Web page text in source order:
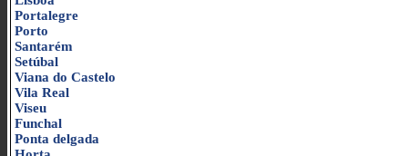
Portalegre
Porto
Santarém
Setúbal
Viana do Castelo
Vila Real
Viseu
Funchal
Ponta delgada